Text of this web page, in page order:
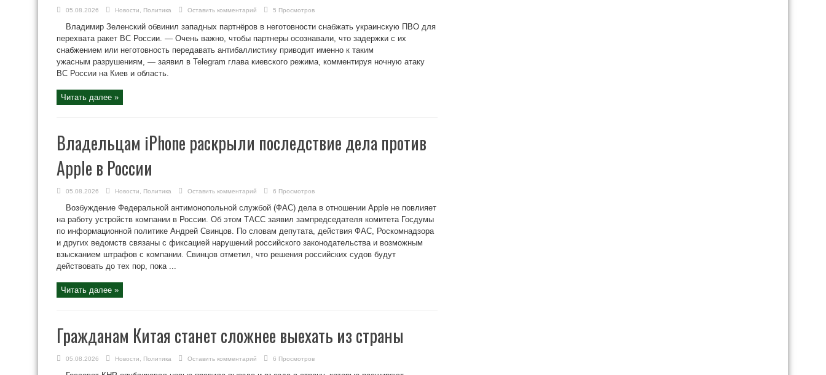
05.08.2026 Новости Политика Оставить комментарий 5 Просмотров
Владимир Зеленский обвинил западных партнёров в неготовности снабжать украинскую ПВО для
перехвата ракет ВС России. — Очень важно, чтобы партнеры осознавали, что задержки с их
снабжением или неготовность передавать антибаллистику приводит именно к таким
ужасным разрушениям, — заявил в Telegram глава киевского режима, комментируя ночную атаку
ВС России на Киев и область.
Читать далее »
Владельцам iPhone раскрыли последствие дела против
Apple в России
05.08.2026 Новости Политика Оставить комментарий 6 Просмотров
Возбуждение Федеральной антимонопольной службой (ФАС) дела в отношении Apple не повлияет
на работу устройств компании в России. Об этом ТАСС заявил зампредседателя комитета Госдумы
по информационной политике Андрей Свинцов. По словам депутата, действия ФАС, Роскомнадзора
и других ведомств связаны с фиксацией нарушений российского законодательства и возможным
взысканием штрафов с компании. Свинцов отметил, что решения российских судов будут
действовать до тех пор, пока ...
Читать далее »
Гражданам Китая станет сложнее выехать из страны
05.08.2026 Новости Политика Оставить комментарий 6 Просмотров